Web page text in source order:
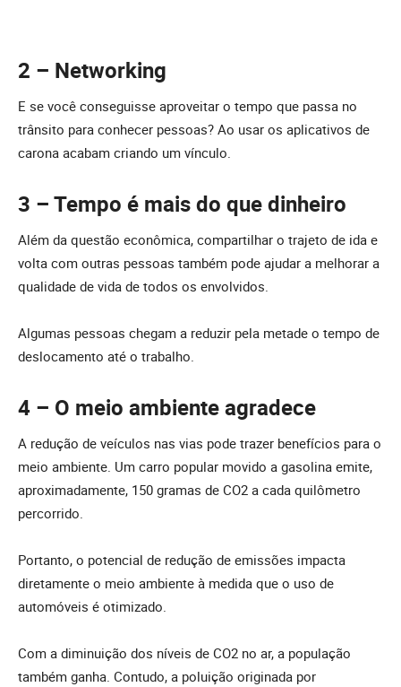
2 – Networking
E se você conseguisse aproveitar o tempo que passa no
trânsito para conhecer pessoas? Ao usar os aplicativos de
carona acabam criando um vínculo.
3 – Tempo é mais do que dinheiro
Além da questão econômica, compartilhar o trajeto de ida e
volta com outras pessoas também pode ajudar a melhorar a
qualidade de vida de todos os envolvidos.
Algumas pessoas chegam a reduzir pela metade o tempo de
deslocamento até o trabalho.
4 – O meio ambiente agradece
A redução de veículos nas vias pode trazer benefícios para o
meio ambiente. Um carro popular movido a gasolina emite,
aproximadamente, 150 gramas de CO2 a cada quilômetro
percorrido.
Portanto, o potencial de redução de emissões impacta
diretamente o meio ambiente à medida que o uso de
automóveis é otimizado.
Com a diminuição dos níveis de CO2 no ar, a população
também ganha. Contudo, a poluição originada por